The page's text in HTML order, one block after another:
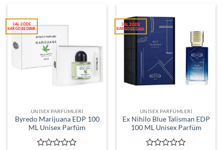
UNISEX PARFÜMLERI
Byredo Marijuana EDP 100
ML Unisex Parfüm
UNISEX PARFÜMLERI
Ex Nihilo Blue Talisman EDP
100 ML Unisex Parfüm